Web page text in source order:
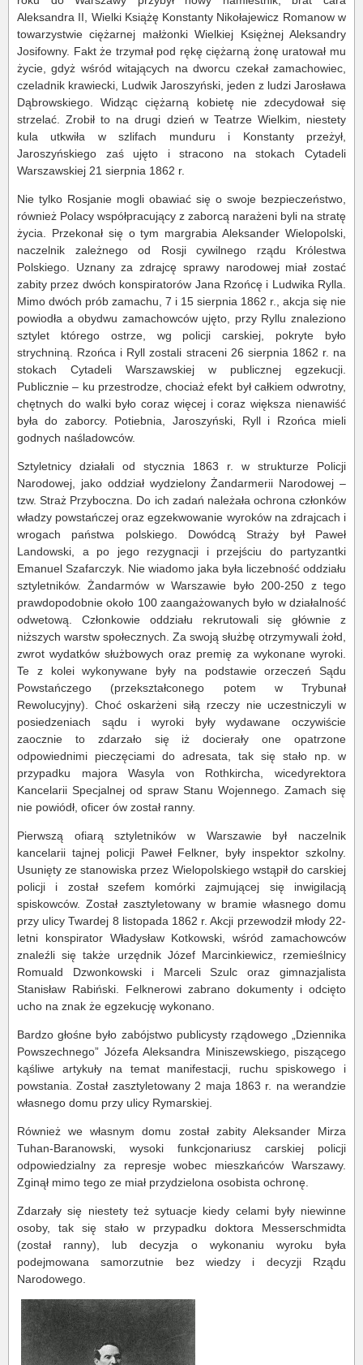
Aleksandra II, Wielki Książę Konstanty Nikołajewicz Romanow w
towarzystwie ciężarnej małżonki Wielkiej Księżnej Aleksandry
Josifowny. Fakt że trzymał pod rękę ciężarną żonę uratował mu
życie, gdyż wśród witających na dworcu czekał zamachowiec,
czeladnik krawiecki, Ludwik Jaroszyński, jeden z ludzi Jarosława
Dąbrowskiego. Widząc ciężarną kobietę nie zdecydował się
strzelać. Zrobił to na drugi dzień w Teatrze Wielkim, niestety
kula utkwiła w szlifach munduru i Konstanty przeżył,
Jaroszyńskiego zaś ujęto i stracono na stokach Cytadeli
Warszawskiej 21 sierpnia 1862 r.
Nie tylko Rosjanie mogli obawiać się o swoje bezpieczeństwo,
również Polacy współpracujący z zaborcą narażeni byli na stratę
życia. Przekonał się o tym margrabia Aleksander Wielopolski,
naczelnik zależnego od Rosji cywilnego rządu Królestwa
Polskiego. Uznany za zdrajcę sprawy narodowej miał zostać
zabity przez dwóch konspiratorów Jana Rzońcę i Ludwika Rylla.
Mimo dwóch prób zamachu, 7 i 15 sierpnia 1862 r., akcja się nie
powiodła a obydwu zamachowców ujęto, przy Ryllu znaleziono
sztylet którego ostrze, wg policji carskiej, pokryte było
strychniną. Rzońca i Ryll zostali straceni 26 sierpnia 1862 r. na
stokach Cytadeli Warszawskiej w publicznej egzekucji.
Publicznie – ku przestrodze, chociaż efekt był całkiem odwrotny,
chętnych do walki było coraz więcej i coraz większa nienawiść
była do zaborcy. Potiebnia, Jaroszyński, Ryll i Rzońca mieli
godnych naśladowców.
Sztyletnicy działali od stycznia 1863 r. w strukturze Policji
Narodowej, jako oddział wydzielony Żandarmerii Narodowej –
tzw. Straż Przyboczna. Do ich zadań należała ochrona członków
władzy powstańczej oraz egzekwowanie wyroków na zdrajcach i
wrogach państwa polskiego. Dowódcą Straży był Paweł
Landowski, a po jego rezygnacji i przejściu do partyzantki
Emanuel Szafarczyk. Nie wiadomo jaka była liczebność oddziału
sztyletników. Żandarmów w Warszawie było 200-250 z tego
prawdopodobnie około 100 zaangażowanych było w działalność
odwetową. Członkowie oddziału rekrutowali się głównie z
niższych warstw społecznych. Za swoją służbę otrzymywali żołd,
zwrot wydatków służbowych oraz premię za wykonane wyroki.
Te z kolei wykonywane były na podstawie orzeczeń Sądu
Powstańczego (przekształconego potem w Trybunał
Rewolucyjny). Choć oskarżeni siłą rzeczy nie uczestniczyli w
posiedzeniach sądu i wyroki były wydawane oczywiście
zaocznie to zdarzało się iż docierały one opatrzone
odpowiednimi pieczęciami do adresata, tak się stało np. w
przypadku majora Wasyla von Rothkircha, wicedyrektora
Kancelarii Specjalnej od spraw Stanu Wojennego. Zamach się
nie powiódł, oficer ów został ranny.
Pierwszą ofiarą sztyletników w Warszawie był naczelnik
kancelarii tajnej policji Paweł Felkner, były inspektor szkolny.
Usunięty ze stanowiska przez Wielopolskiego wstąpił do carskiej
policji i został szefem komórki zajmującej się inwigilacją
spiskowców. Został zasztyletowany w bramie własnego domu
przy ulicy Twardej 8 listopada 1862 r. Akcji przewodził młody 22-
letni konspirator Władysław Kotkowski, wśród zamachowców
znaleźli się także urzędnik Józef Marcinkiewicz, rzemieślnicy
Romuald Dzwonkowski i Marceli Szulc oraz gimnazjalista
Stanisław Rabiński. Felknerowi zabrano dokumenty i odcięto
ucho na znak że egzekucję wykonano.
Bardzo głośne było zabójstwo publicysty rządowego „Dziennika
Powszechnego” Józefa Aleksandra Miniszewskiego, piszącego
kąśliwe artykuły na temat manifestacji, ruchu spiskowego i
powstania. Został zasztyletowany 2 maja 1863 r. na werandzie
własnego domu przy ulicy Rymarskiej.
Również we własnym domu został zabity Aleksander Mirza
Tuhan-Baranowski, wysoki funkcjonariusz carskiej policji
odpowiedzialny za represje wobec mieszkańców Warszawy.
Zginął mimo tego ze miał przydzielona osobista ochronę.
Zdarzały się niestety też sytuacje kiedy celami były niewinne
osoby, tak się stało w przypadku doktora Messerschmidta
(został ranny), lub decyzja o wykonaniu wyroku była
podejmowana samorzutnie bez wiedzy i decyzji Rządu
Narodowego.